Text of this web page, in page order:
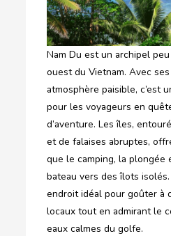
Nam Du est un archipel
ouest du Vietnam. Avec ses
atmosphère paisible, c’est
pour les voyageurs en
d’aventure. Les îles,
et de falaises abruptes,
que le camping, la plongée
bateau vers des îlots
endroit idéal pour goûter à
locaux tout en admirant le
eaux calmes du golfe.